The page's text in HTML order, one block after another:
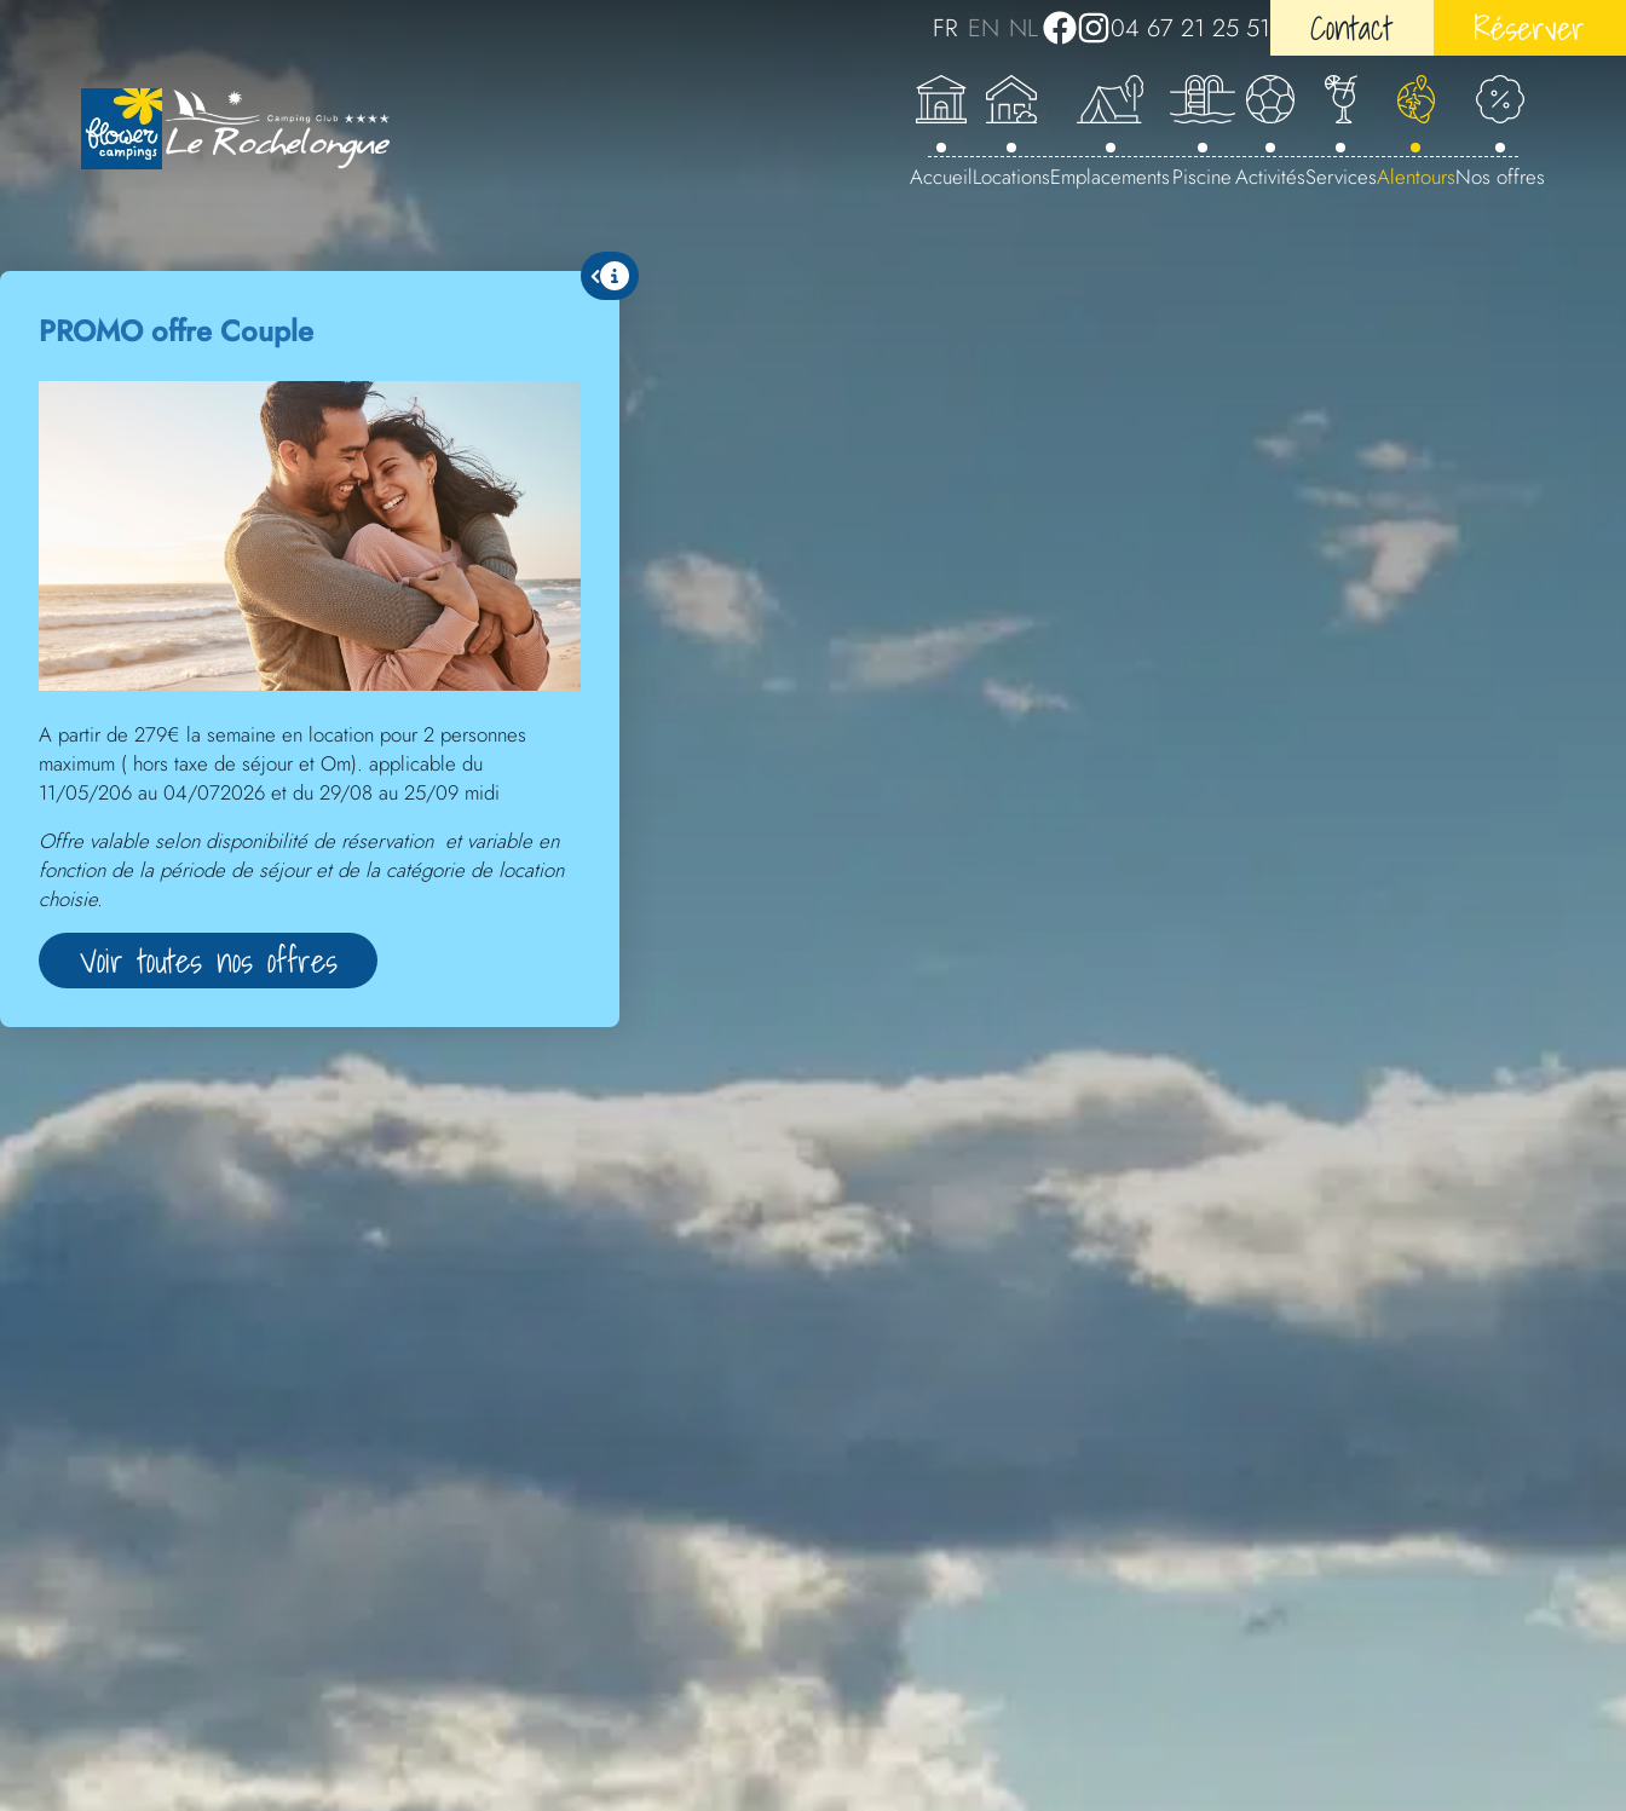
PROMO offre Couple
A partir de 279€ la semaine en location pour 2 personnes
maximum ( hors taxe de séjour et Om). applicable du
11/05/206 au 04/072026 et du 29/08 au 25/09 midi
Offre valable selon disponibilité de réservation et variable en
fonction de la période de séjour et de la catégorie de location
choisie.
Voir toutes nos offres
FR EN NL 04 67 21 25 51 Contact Réserver
AccueilLocationsEmplacementsPiscineActivitésServicesAlentoursNos offres